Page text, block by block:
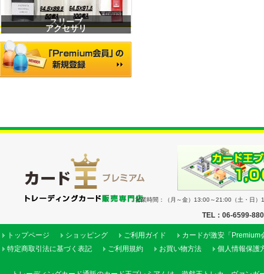
スリーブ
アクセサリ
営業時間：（月～金）13:00～21:00（土・日
TEL：06-6599-
トップページ ショッピング ご利用ガイド
カードが激安「Premium
特定商取引法に基づく表記
ご利用規約 お買い物方法 個人情報保護